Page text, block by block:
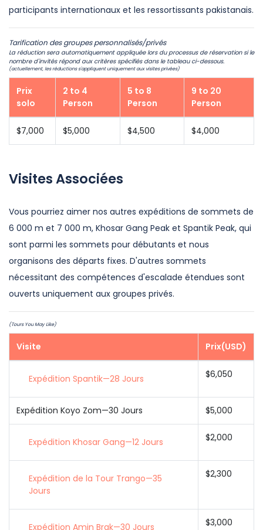
participants internationaux et les ressortissants pakistanais.
Tarification des groupes personnalisés/privés
La réduction sera automatiquement appliquée lors du processus de réservation si le
nombre d'invités répond aux critères spécifiés dans le tableau ci-dessous.
(actuellement, les réductions s'appliquent uniquement aux visites privées)
Prix
solo
2 to 4
Person
5 to 8
Person
9 to 20
Person
$7,000 $5,000 $4,500 $4,000
Visites Associées
Vous pourriez aimer nos autres expéditions de sommets de
6 000 m et 7 000 m, Khosar Gang Peak et Spantik Peak, qui
sont parmi les sommets pour débutants et nous
organisons des départs fixes. D'autres sommets
nécessitant des compétences d'escalade étendues sont
ouverts uniquement aux groupes privés.
(Tours You May Like)
Visite Prix(USD)
Expédition Spantik—28 Jours $6,050
Expédition Koyo Zom—30 Jours $5,000
Expédition Khosar Gang—12 Jours $2,000
Expédition de la Tour Trango—35
Jours
$2,300
Expédition Amin Brak—30 Jours $3,000